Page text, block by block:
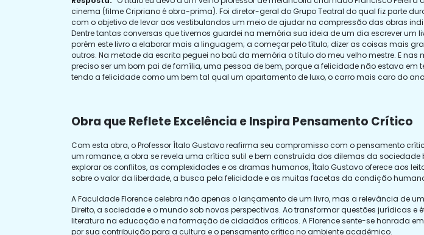
cinema (filme Cripriano é obra-prima). Foi diretor-geral do Grupo Teatral do qual fiz parte
com o objetivo de levar aos vestibulandos um meio de ajudar na compressão das obras
Dentre tantas conversas que tivemos guardei na memória sua ideia de um dia escrever um
porém este livro a elaborar mais a linguagem; a começar pelo título; dizer as coisas mais
outros. Na metade da escrita peguei no baú da memória o título do meu velho mestre. E
preciso ser um bom pai de família, uma pessoa de bem, porque a felicidade não estava
tendo a felicidade como um bem tal qual um apartamento de luxo, o carro mais caro do
Obra que Reflete Excelência e Inspira Pensamento Crítico
Com esta obra, o Professor Ítalo Gustavo reafirma seu compromisso com o pensamento
um romance, a obra se revela uma crítica sutil e bem construída dos dilemas da
explorar os conflitos, as complexidades e os dramas humanos, Ítalo Gustavo oferece aos
sobre o valor da liberdade, a busca pela felicidade e as muitas facetas da condição
A Faculdade Florence celebra não apenas o lançamento de um livro, mas a relevância de
Direito, a sociedade e o mundo sob novas perspectivas. Ao transformar questões jurídicas
literatura na educação e na formação de cidadãos críticos. A Florence sente-se honrada
por sua contribuição para a cultura e o pensamento crítico no ambiente acadêmico.